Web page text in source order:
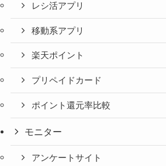
レシ活アプリ
移動系アプリ
楽天ポイント
プリペイドカード
ポイント還元率比較
モニター
アンケートサイト